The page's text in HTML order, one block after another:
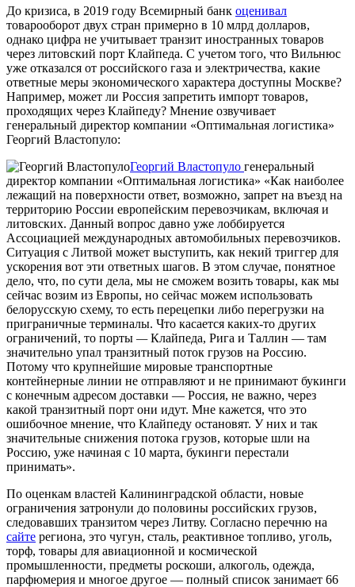
До кризиса, в 2019 году Всемирный банк оценивал
товарооборот двух стран примерно в 10 млрд долларов,
однако цифра не учитывает транзит иностранных товаров
через литовский порт Клайпеда. С учетом того, что Вильнюс
уже отказался от российского газа и электричества, какие
ответные меры экономического характера доступны Москве?
Например, может ли Россия запретить импорт товаров,
проходящих через Клайпеду? Мнение озвучивает
генеральный директор компании «Оптимальная логистика»
Георгий Властопуло:
Георгий Властопуло генеральный
директор компании «Оптимальная логистика» «Как наиболее
лежащий на поверхности ответ, возможно, запрет на въезд на
территорию России европейским перевозчикам, включая и
литовских. Данный вопрос давно уже лоббируется
Ассоциацией международных автомобильных перевозчиков.
Ситуация с Литвой может выступить, как некий триггер для
ускорения вот эти ответных шагов. В этом случае, понятное
дело, что, по сути дела, мы не сможем возить товары, как мы
сейчас возим из Европы, но сейчас можем использовать
белорусскую схему, то есть перецепки либо перегрузки на
приграничные терминалы. Что касается каких-то других
ограничений, то порты —Клайпеда, Рига и Таллин — там
значительно упал транзитный поток грузов на Россию.
Потому что крупнейшие мировые транспортные
контейнерные линии не отправляют и не принимают букинги
с конечным адресом доставки — Россия, не важно, через
какой транзитный порт они идут. Мне кажется, что это
ошибочное мнение, что Клайпеду остановят. У них и так
значительные снижения потока грузов, которые шли на
Россию, уже начиная с 10 марта, букинги перестали
принимать».
По оценкам властей Калининградской области, новые
ограничения затронули до половины российских грузов,
следовавших транзитом через Литву. Согласно перечню на
сайте региона, это чугун, сталь, реактивное топливо, уголь,
торф, товары для авиационной и космической
промышленности, предметы роскоши, алкоголь, одежда,
парфюмерия и многое другое — полный список занимает 66